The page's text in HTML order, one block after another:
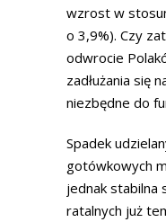
wzrost w
o 3,9%). Czy
odwrocie
zadłużania się
niezbędne do
Spadek
gotówkowych
jednak stabilna
ratalnych już